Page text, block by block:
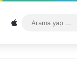
Sitemap